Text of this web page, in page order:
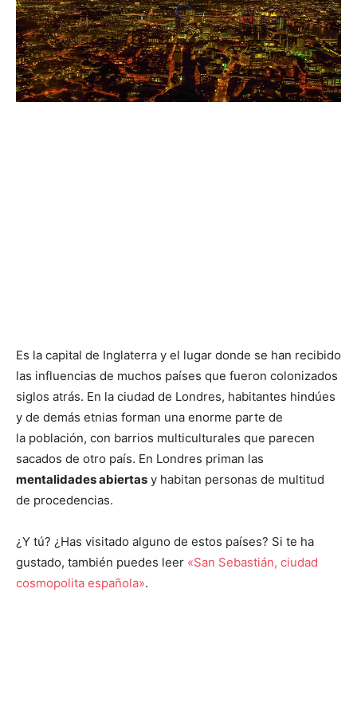
Es la capital de Inglaterra y el lugar donde se han recibido
las influencias de muchos países que fueron colonizados
siglos atrás. En la ciudad de Londres, habitantes hindúes
y de demás etnias forman una enorme parte de
la población, con barrios multiculturales que parecen
sacados de otro país. En Londres priman las
mentalidades abiertas y habitan personas de multitud
de procedencias.
¿Y tú? ¿Has visitado alguno de estos países? Si te ha
gustado, también puedes leer «San Sebastián, ciudad
cosmopolita española».